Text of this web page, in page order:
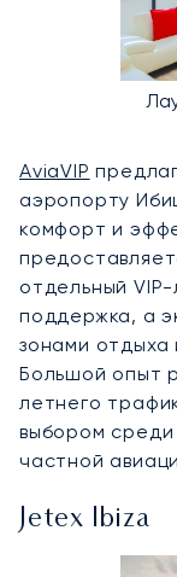
AviaVIP
аэропорту
комфорт и
отдельный
поддержка, а
зонами отдыха
Большой опыт
летнего
выбором
частной
Jetex Ibiza